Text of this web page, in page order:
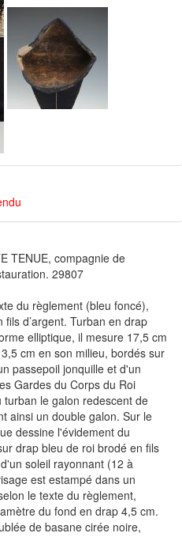
TENUE, compagnie de
29807
du règlement (bleu foncé),
d’argent. Turban en drap
elliptique, il mesure 17,5 cm
cm en son milieu, bordés sur
passepoil jonquille et d'un
Gardes du Corps du Roi
le galon redescent de
ainsi un double galon. Sur le
dessine l'évidement du
drap bleu de roi brodé en fils
soleil rayonnant (12 à
est estampé dans un
le texte du règlement,
du fond en drap 4,5 cm.
de basane cirée noire,